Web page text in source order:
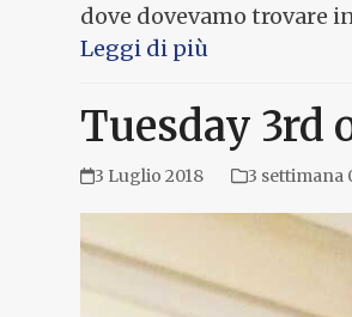
dove dovevamo trovare
Leggi di più
Tuesday 3rd
3 Luglio 2018 3 settimana